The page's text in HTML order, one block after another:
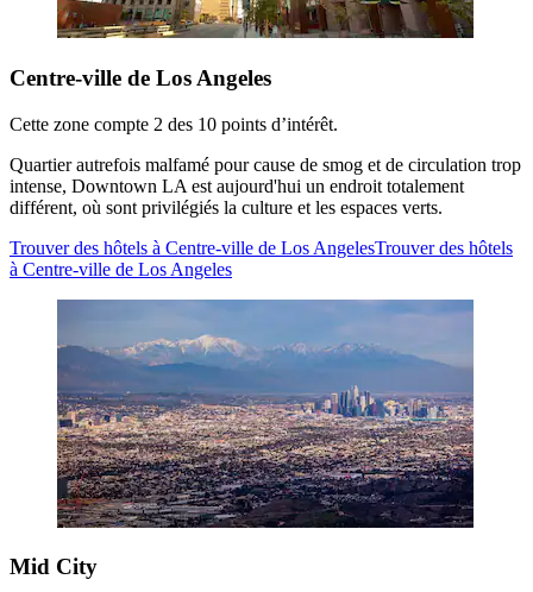
Centre-ville de Los Angeles
Cette zone compte 2 des 10 points d’intérêt.
Quartier autrefois malfamé pour cause de smog et de circulation trop
intense, Downtown LA est aujourd'hui un endroit totalement
différent, où sont privilégiés la culture et les espaces verts.
Trouver des hôtels à Centre-ville de Los AngelesTrouver des hôtels
à Centre-ville de Los Angeles
Mid City